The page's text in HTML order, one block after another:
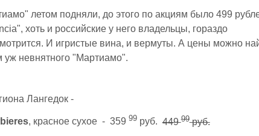
летом подняли, до этого по акциям было 499
хоть и российские у него владельцы, гораздо
И игристые вина, и вермуты. А цены можно
уж невнятного "Мартиамо".
Лангедок -
, красное сухое - 359 99руб.44999руб.